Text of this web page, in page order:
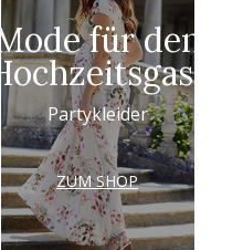
Mode für den
Hochzeitsgast
Partykleider
ZUM SHOP